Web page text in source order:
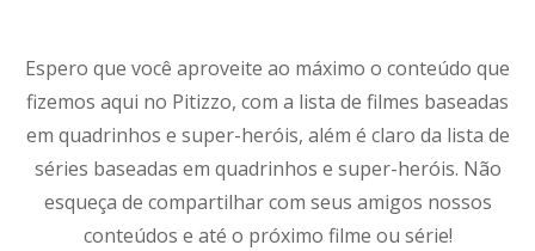
Espero que você aproveite ao máximo o conteúdo que
fizemos aqui no Pitizzo, com a lista de filmes baseadas
em quadrinhos e super-heróis, além é claro da lista de
séries baseadas em quadrinhos e super-heróis. Não
esqueça de compartilhar com seus amigos nossos
conteúdos e até o próximo filme ou série!